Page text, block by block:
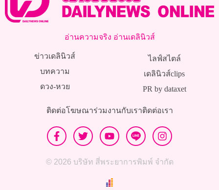
อ่านความจริง อ่านเดลินิวส์
ข่าวเดลินิวส์
บทความ
ดวง-หวย
ไลฟ์สไตล์
เดลินิวส์clips
PR by dataxet
ติดต่อโฆษณาร่วมงานกับเราติดต่อเรา
© 2026 บริษัท สี่พระยาการพิมพ์ จำกัด